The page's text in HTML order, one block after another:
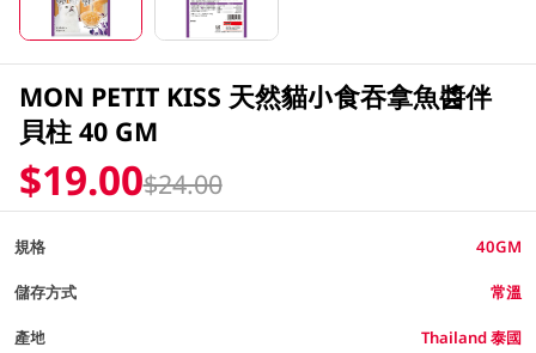
MON PETIT KISS 天然貓小食吞拿魚醬伴
貝柱 40 GM
$19.00$24.00
規格 40GM
儲存方式 常溫
產地 Thailand 泰國